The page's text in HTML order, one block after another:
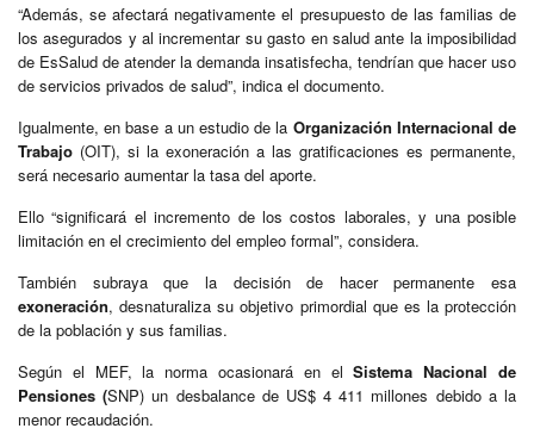
“Además, se afectará negativamente el presupuesto de las familias de
los asegurados y al incrementar su gasto en salud ante la imposibilidad
de EsSalud de atender la demanda insatisfecha, tendrían que hacer uso
de servicios privados de salud”, indica el documento.
Igualmente, en base a un estudio de la Organización Internacional de
Trabajo (OIT), si la exoneración a las gratificaciones es permanente,
será necesario aumentar la tasa del aporte.
Ello “significará el incremento de los costos laborales, y una posible
limitación en el crecimiento del empleo formal”, considera.
También subraya que la decisión de hacer permanente esa
exoneración, desnaturaliza su objetivo primordial que es la protección
de la población y sus familias.
Según el MEF, la norma ocasionará en elSistema Nacional de
Pensiones (SNP) un desbalance de US$ 4 411 millones debido a la
menor recaudación.